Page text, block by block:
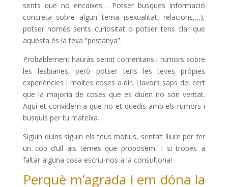
sents que no encaixes… Potser busques informació
concreta sobre algun tema (sexualitat, relacions,…),
potser només sents curiositat o potser tens clar que
aquesta és la teva “pestanya”.
Probablement hauràs sentit comentaris i rumors sobre
les lesbianes, però potser tens les teves pròpies
experiències i moltes coses a dir. Llavors saps del cert
que la majoria de coses que es diuen no són veritat.
Aquí et convidem a que no et quedis amb els rumors i
busquis per tu mateixa.
Siguin quins siguin els teus motius, senta’t lliure per fer
un cop d’ull als temes que proposem. I si trobes a
faltar alguna cosa escriu-nos a la consultoria!
Perquè m’agrada i em dóna la